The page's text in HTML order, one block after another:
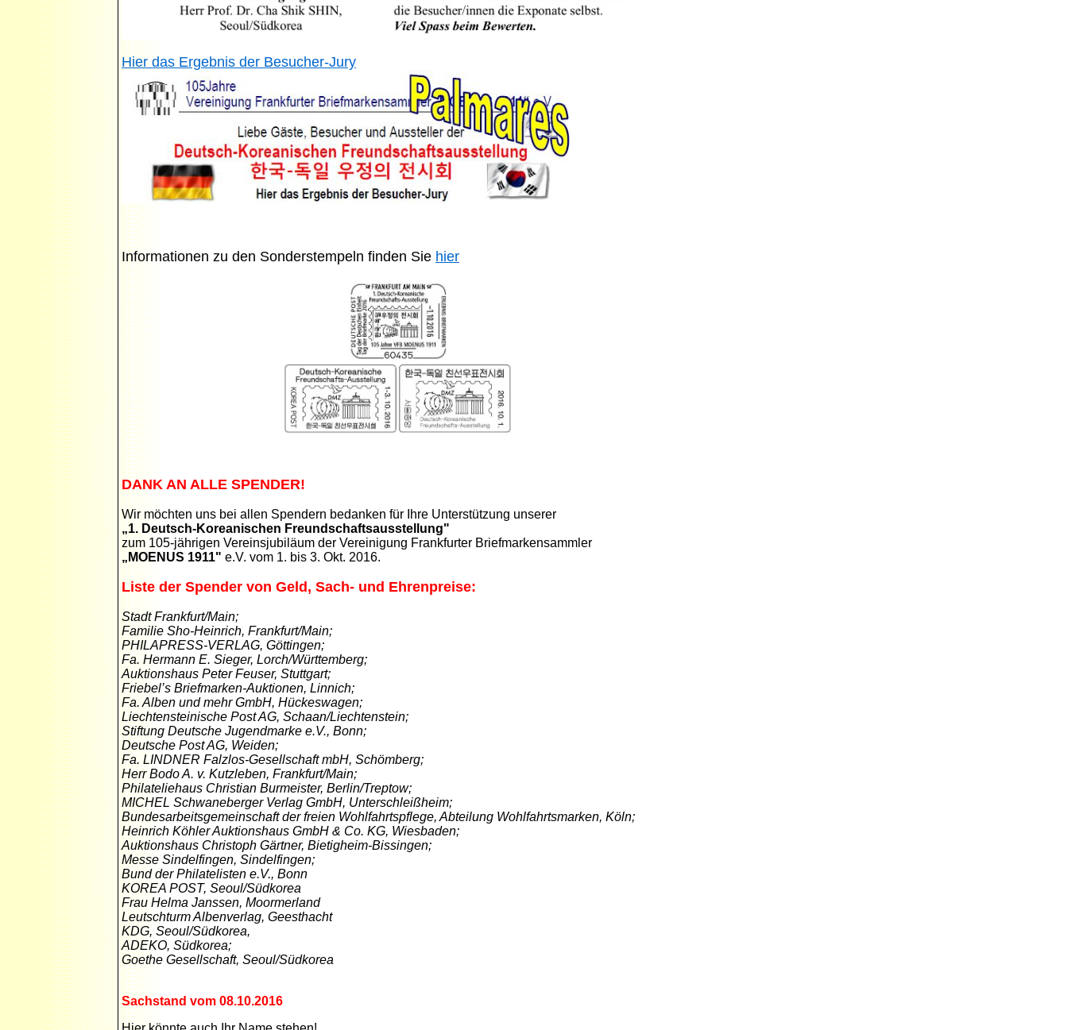
Hier das Ergebnis der Besucher-Jury
Informationen zu den Sonderstempeln finden Sie hier
DANK AN ALLE SPENDER!
Wir möchten uns bei allen Spendern bedanken für Ihre Unterstützung unserer
„1. Deutsch-Koreanischen Freundschaftsausstellung"
zum 105-jährigen Vereinsjubiläum der Vereinigung Frankfurter Briefmarkensammler
„MOENUS 1911" e.V. vom 1. bis 3. Okt. 2016.
Liste der Spender von Geld, Sach- und Ehrenpreise:
Stadt Frankfurt/Main;
Familie Sho-Heinrich, Frankfurt/Main;
PHILAPRESS-VERLAG, Göttingen;
Fa. Hermann E. Sieger, Lorch/Württemberg;
Auktionshaus Peter Feuser, Stuttgart;
Friebel’s Briefmarken-Auktionen, Linnich;
Fa. Alben und mehr GmbH, Hückeswagen;
Liechtensteinische Post AG, Schaan/Liechtenstein;
Stiftung Deutsche Jugendmarke e.V., Bonn;
Deutsche Post AG, Weiden;
Fa. LINDNER Falzlos-Gesellschaft mbH, Schömberg;
Herr Bodo A. v. Kutzleben, Frankfurt/Main;
Philateliehaus Christian Burmeister, Berlin/Treptow;
MICHEL Schwaneberger Verlag GmbH, Unterschleißheim;
Bundesarbeitsgemeinschaft der freien Wohlfahrtspflege, Abteilung Wohlfahrtsmarken, Köln;
Heinrich Köhler Auktionshaus GmbH & Co. KG, Wiesbaden;
Auktionshaus Christoph Gärtner, Bietigheim-Bissingen;
Messe Sindelfingen, Sindelfingen;
Bund der Philatelisten e.V., Bonn
KOREA POST, Seoul/Südkorea
Frau Helma Janssen, Moormerland
Leutschturm Albenverlag, Geesthacht
KDG, Seoul/Südkorea,
ADEKO, Südkorea;
Goethe Gesellschaft, Seoul/Südkorea
Sachstand vom 08.10.2016